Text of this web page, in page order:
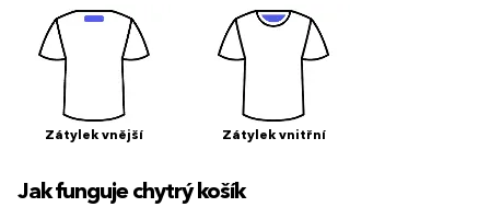
Zátylek vnější Zátylek vnitřní
Jak funguje chytrý košík